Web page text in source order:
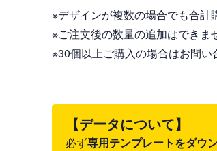
※デザインが複数の場合でも合計
※ご注文後の数量の追加はでき
※30個以上ご購入の場合はお問い
【データについて】
必ず専用テンプレートをダウ